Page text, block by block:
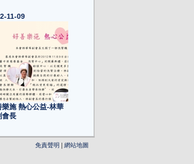
11-09
樂施 熱心公益-林華
會長
11-02
免責聲明 網站地圖